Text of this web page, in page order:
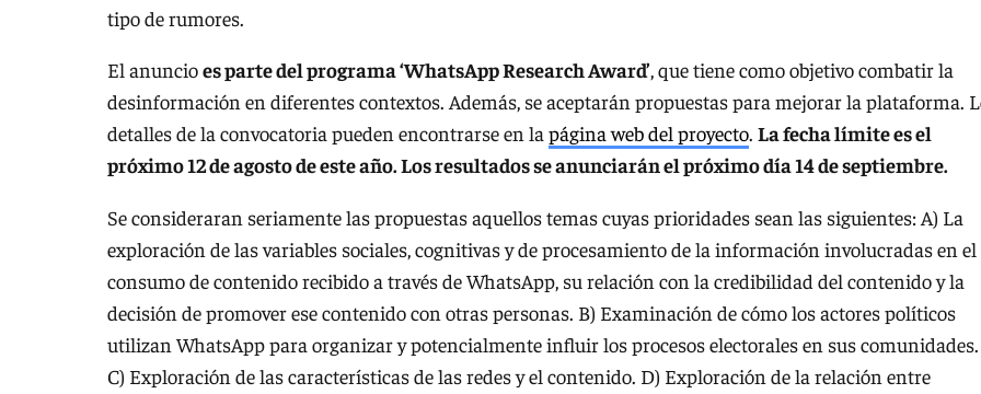
tipo de rumores.
El anuncioes parte del programa ‘WhatsApp Research Award’, que tiene como objetivo combatir la
desinformación en diferentes contextos. Además, se aceptarán propuestas para mejorar la plataforma.
detalles de la convocatoria pueden encontrarse en la página web del proyecto. La fecha límite es el
próximo 12 de agosto de este año. Los resultados se anunciarán el próximo día 14 de septiembre.
Se consideraran seriamente las propuestas aquellos temas cuyas prioridades sean las siguientes: A) La
exploración de las variables sociales, cognitivas y de procesamiento de la información involucradas en el
consumo de contenido recibido a través de WhatsApp, su relación con la credibilidad del contenido y la
decisión de promover ese contenido con otras personas. B) Examinación de cómo los actores políticos
utilizan WhatsApp para organizar y potencialmente influir los procesos electorales en sus
C) Exploración de las características de las redes y el contenido. D) Exploración de la relación entre